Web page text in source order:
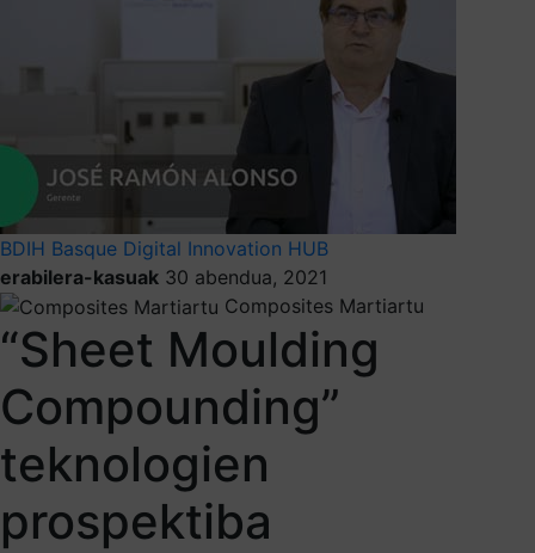
BDIH Basque Digital Innovation HUB
erabilera-kasuak 30 abendua, 2021
Composites Martiartu
“Sheet Moulding
Compounding”
teknologien
prospektiba